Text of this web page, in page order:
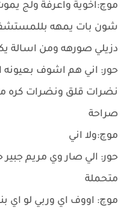
موچ:اخوية واعرفة ولج
شون بات يمهه
دزيلي صورهه ومن اسالة
حور: اني هم اشوف
نضرات قلق ونضرات كره
صراحة
موچ:ولا اني
حور: الي صار وي مريم
متحملة
موچ: اووف اي وربي لو اي